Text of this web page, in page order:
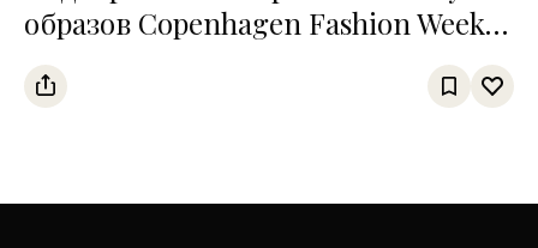
образов Copenhagen Fashion Week
SS27